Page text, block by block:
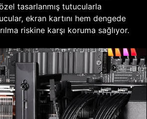
tasarlanmış tutucularla
ekran kartını hem dengede
riskine karşı koruma sağlıyor.